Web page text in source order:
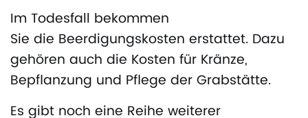
Im Todesfall bekommen
Sie die Beerdigungskosten erstattet. Dazu
gehören auch die Kosten für Kränze,
Bepflanzung und Pflege der Grabstätte.
Es gibt noch eine Reihe weiterer